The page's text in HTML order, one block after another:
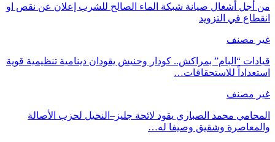
من أجل أشغال صيانة شبكة الماء الصالح للشرب إعلان عن نقص او
انقطاع في التزويد
غير مصنف
قيادات “البام” بمراكش.. كودار وحنيش يقودان دينامية تنظيمية قوية
استعداداً للاستحقاقات…
غير مصنف
المحامي محمد الصباري يقود لائحة جليز–النخيل لحزب الأصالة
والمعاصرة وشقيق وصيفا له…